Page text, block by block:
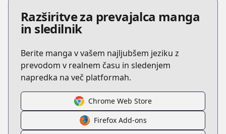
Razširitve za prevajalca manga
in sledilnik
Berite manga v vašem najljubšem jeziku z
prevodom v realnem času in sledenjem
napredka na več platformah.
Chrome Web Store
Firefox Add-ons